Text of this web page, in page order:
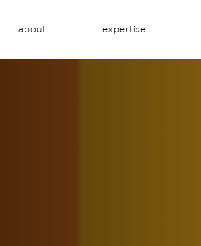
about expertise